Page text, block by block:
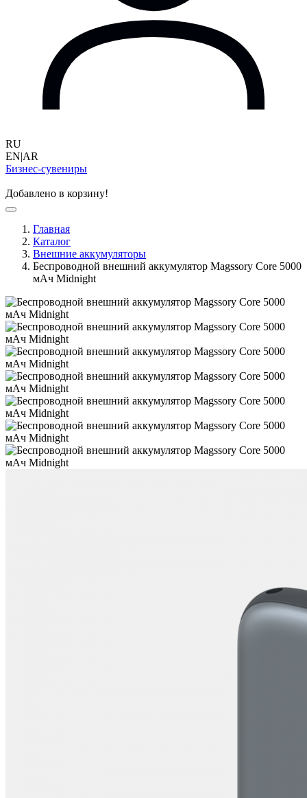
RU
EN|AR
Бизнес-сувениры
Добавлено в корзину!
Главная
Каталог
Внешние аккумуляторы
Беспроводной внешний аккумулятор Magssory Core 5000
мАч Midnight